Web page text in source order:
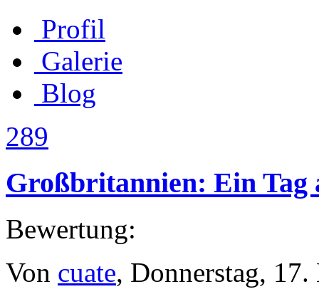
Profil
Galerie
Blog
289
Großbritannien: Ein
Bewertung:
Von cuate, Donnerstag,